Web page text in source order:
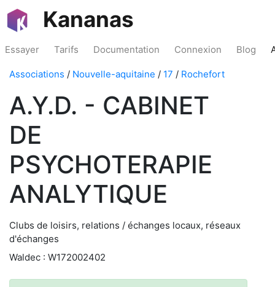
Kananas
Essayer Tarifs Documentation Connexion Blog
Associations / Nouvelle-aquitaine / 17 / Rochefort
A.Y.D. - CABINET
DE
PSYCHOTERAPIE
ANALYTIQUE
Clubs de loisirs, relations / échanges locaux, réseaux
d'échanges
Waldec : W172002402